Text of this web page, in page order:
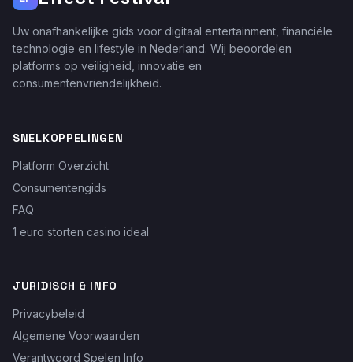
Uw onafhankelijke gids voor digitaal entertainment, financiële
technologie en lifestyle in Nederland. Wij beoordelen
platforms op veiligheid, innovatie en
consumentenvriendelijkheid.
SNELKOPPELINGEN
Platform Overzicht
Consumentengids
FAQ
1 euro storten casino ideal
JURIDISCH & INFO
Privacybeleid
Algemene Voorwaarden
Verantwoord Spelen Info